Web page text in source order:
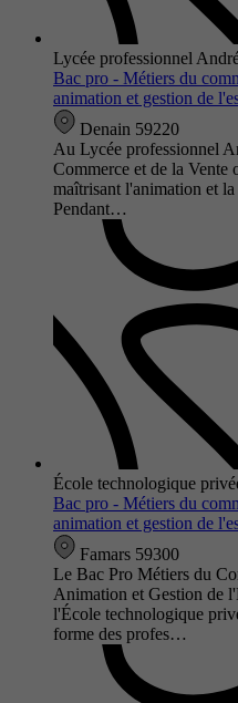
Lycée professionnel
Bac pro - Métiers du
animation et gestion de
Denain 59220
Au Lycée professionnel
Commerce et de la Vente
maîtrisant l'animation et
Pendant…
École technologique
Bac pro - Métiers du
animation et gestion de
Famars 59300
Le Bac Pro Métiers du
Animation et Gestion de
l'École technologique
forme des profes…